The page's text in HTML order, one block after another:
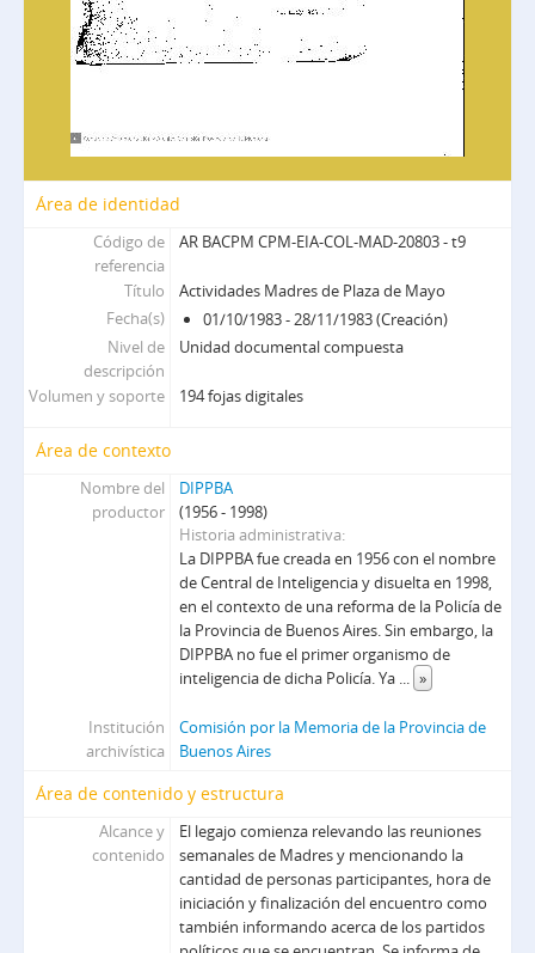
Área de identidad
Código de
referencia
AR BACPM CPM-EIA-COL-MAD-20803 - t9
Título
Actividades Madres de Plaza de Mayo
Fecha(s)
01/10/1983 - 28/11/1983 (Creación)
Nivel de
descripción
Unidad documental compuesta
Volumen y soporte 194 fojas digitales
Área de contexto
Nombre del
productor
DIPPBA
(1956 - 1998)
Historia administrativa
La DIPPBA fue creada en 1956 con el nombre
de Central de Inteligencia y disuelta en 1998,
en el contexto de una reforma de la Policía de
la Provincia de Buenos Aires. Sin embargo, la
DIPPBA no fue el primer organismo de
inteligencia de dicha Policía. Ya ... »
Institución
archivística
Comisión por la Memoria de la Provincia de
Buenos Aires
Área de contenido y estructura
Alcance y
contenido
El legajo comienza relevando las reuniones
semanales de Madres y mencionando la
cantidad de personas participantes, hora de
iniciación y finalización del encuentro como
también informando acerca de los partidos